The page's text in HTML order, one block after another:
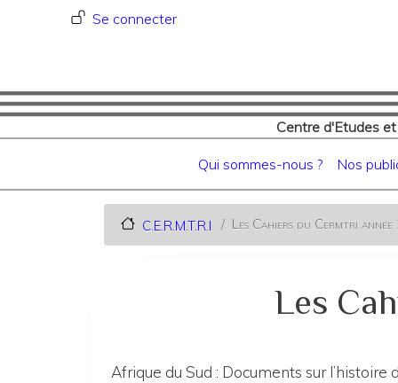
Menu du compte de
Se connecter
Centre d'Etudes
Navigation principale
Qui sommes-nous ? Nos
C.E.R.M.T.R.I Les Cahiers du Cermtri
Les
Afrique du Sud : Documents sur